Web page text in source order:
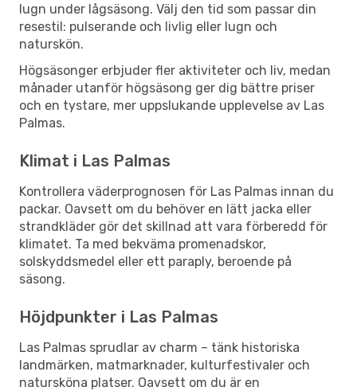
lugn under lågsäsong. Välj den tid som passar din
resestil: pulserande och livlig eller lugn och
naturskön.
Högsäsonger erbjuder fler aktiviteter och liv, medan
månader utanför högsäsong ger dig bättre priser
och en tystare, mer uppslukande upplevelse av Las
Palmas.
Klimat i Las Palmas
Kontrollera väderprognosen för Las Palmas innan du
packar. Oavsett om du behöver en lätt jacka eller
strandkläder gör det skillnad att vara förberedd för
klimatet. Ta med bekväma promenadskor,
solskyddsmedel eller ett paraply, beroende på
säsong.
Höjdpunkter i Las Palmas
Las Palmas sprudlar av charm – tänk historiska
landmärken, matmarknader, kulturfestivaler och
natursköna platser. Oavsett om du är en